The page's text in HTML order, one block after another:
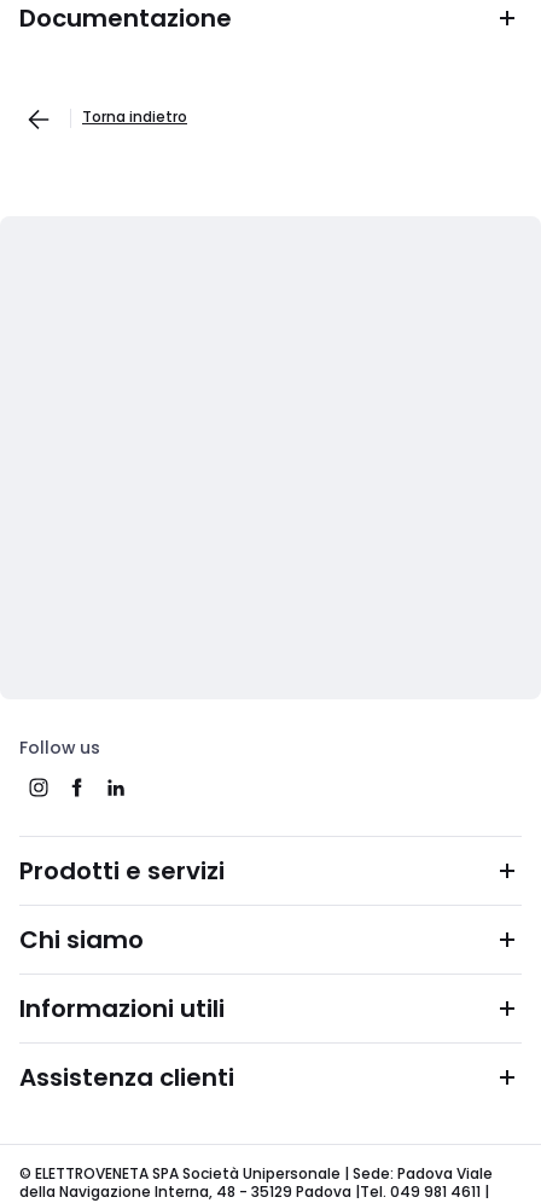
Documentazione
Torna indietro
Follow us
Prodotti e servizi
Chi siamo
Informazioni utili
Assistenza clienti
© ELETTROVENETA SPA Società Unipersonale | Sede: Padova Viale
della Navigazione Interna, 48 - 35129 Padova |Tel. 049 981 4611 |